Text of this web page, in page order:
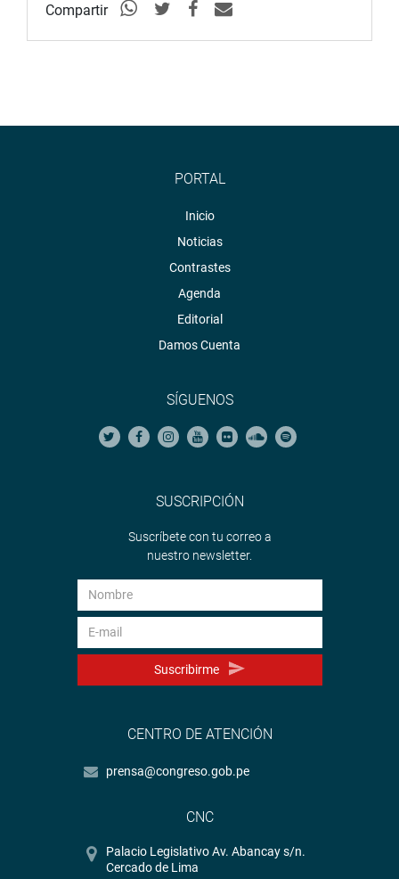
Compartir
PORTAL
Inicio
Noticias
Contrastes
Agenda
Editorial
Damos Cuenta
SÍGUENOS
SUSCRIPCIÓN
Suscríbete con tu correo a
nuestro newsletter.
Suscribirme
CENTRO DE ATENCIÓN
prensa@congreso.gob.pe
CNC
Palacio Legislativo Av. Abancay s/n.
Cercado de Lima